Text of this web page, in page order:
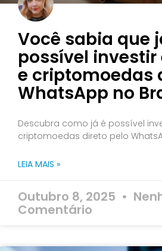
Você sabia que
possível investir
e criptomoedas
WhatsApp no
Descubra como já é possível
criptomoedas direto pelo
LEIA MAIS »
Outubro 8, 2025
Comentário